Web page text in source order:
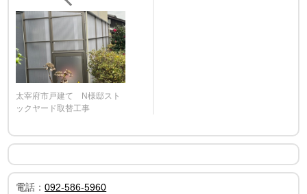
太宰府市戸建て N様邸スト
ックヤード取替工事
電話：092-586-5960